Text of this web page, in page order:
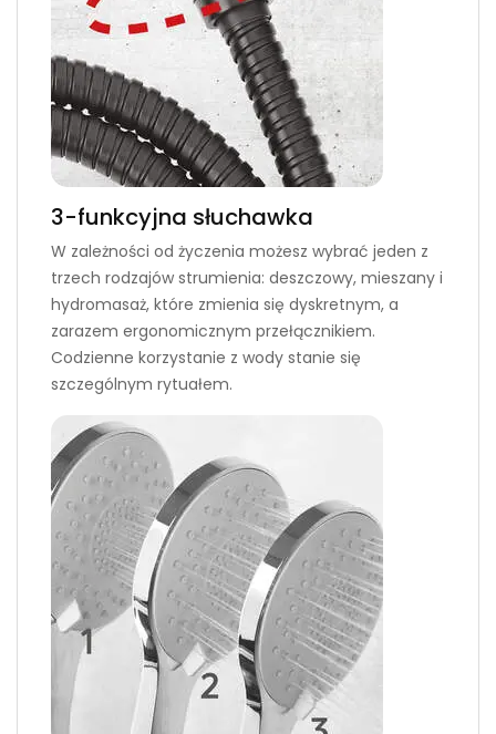
3-funkcyjna słuchawka
W zależności od życzenia możesz wybrać jeden z
trzech rodzajów strumienia: deszczowy, mieszany i
hydromasaż, które zmienia się dyskretnym, a
zarazem ergonomicznym przełącznikiem.
Codzienne korzystanie z wody stanie się
szczególnym rytuałem.